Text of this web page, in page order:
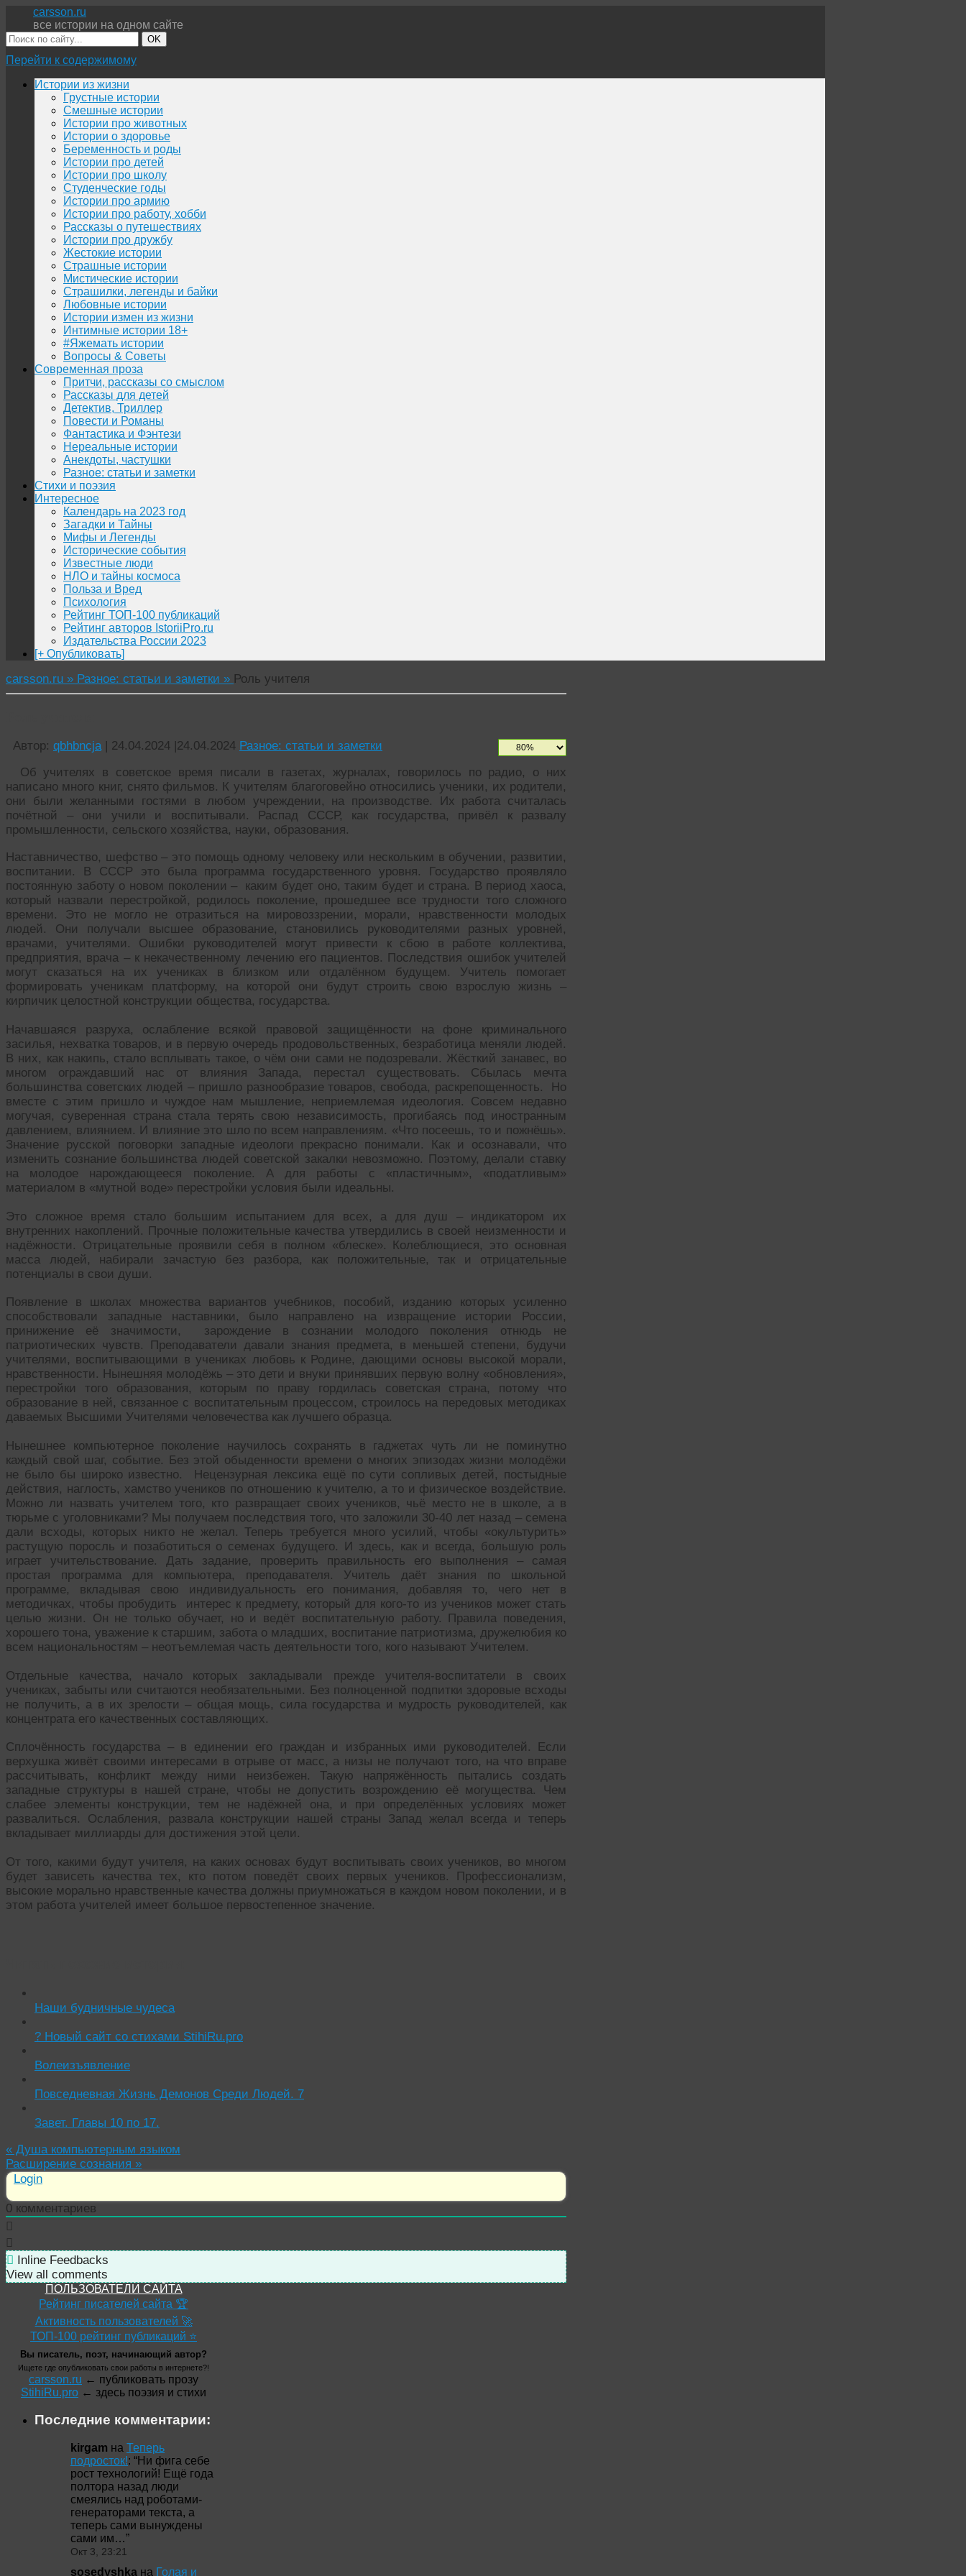
carsson.ru
все истории на одном сайте
OK
Перейти к содержимому
Истории из жизни
Грустные истории
Смешные истории
Истории про животных
Истории о здоровье
Беременность и роды
Истории про детей
Истории про школу
Студенческие годы
Истории про армию
Истории про работу, хобби
Рассказы о путешествиях
Истории про дружбу
Жестокие истории
Страшные истории
Мистические истории
Страшилки, легенды и байки
Любовные истории
Истории измен из жизни
Интимные истории 18+
#Яжемать истории
Вопросы & Советы
Современная проза
Притчи, рассказы со смыслом
Рассказы для детей
Детектив, Триллер
Повести и Романы
Фантастика и Фэнтези
Нереальные истории
Анекдоты, частушки
Разное: статьи и заметки
Стихи и поэзия
Интересное
Календарь на 2023 год
Загадки и Тайны
Мифы и Легенды
Исторические события
Известные люди
НЛО и тайны космоса
Польза и Вред
Психология
Рейтинг ТОП-100 публикаций
Рейтинг авторов IstoriiPro.ru
Издательства России 2023
[+ Опубликовать]
carsson.ru » Разное: статьи и заметки » Роль учителя
Автор: qbhbncja | 24.04.2024 |24.04.2024 Разное: статьи и заметки
Об учителях в советское время писали в газетах, журналах, говорилось по радио, о них
написано много книг, снято фильмов. К учителям благоговейно относились ученики, их родители,
они были желанными гостями в любом учреждении, на производстве. Их работа считалась
почётной – они учили и воспитывали. Распад СССР, как государства, привёл к развалу
промышленности, сельского хозяйства, науки, образования.
Наставничество, шефство – это помощь одному человеку или нескольким в обучении, развитии,
воспитании. В СССР это была программа государственного уровня. Государство проявляло
постоянную заботу о новом поколении – каким будет оно, таким будет и страна. В период хаоса,
который назвали перестройкой, родилось поколение, прошедшее все трудности того сложного
времени. Это не могло не отразиться на мировоззрении, морали, нравственности молодых
людей. Они получали высшее образование, становились руководителями разных уровней,
врачами, учителями. Ошибки руководителей могут привести к сбою в работе коллектива,
предприятия, врача – к некачественному лечению его пациентов. Последствия ошибок учителей
могут сказаться на их учениках в близком или отдалённом будущем. Учитель помогает
формировать ученикам платформу, на которой они будут строить свою взрослую жизнь –
кирпичик целостной конструкции общества, государства.
Начавшаяся разруха, ослабление всякой правовой защищённости на фоне криминального
засилья, нехватка товаров, и в первую очередь продовольственных, безработица меняли людей.
В них, как накипь, стало всплывать такое, о чём они сами не подозревали. Жёсткий занавес, во
многом ограждавший нас от влияния Запада, перестал существовать. Сбылась мечта
большинства советских людей – пришло разнообразие товаров, свобода, раскрепощенность. Но
вместе с этим пришло и чуждое нам мышление, неприемлемая идеология. Совсем недавно
могучая, суверенная страна стала терять свою независимость, прогибаясь под иностранным
давлением, влиянием. И влияние это шло по всем направлениям. «Что посеешь, то и пожнёшь».
Значение русской поговорки западные идеологи прекрасно понимали. Как и осознавали, что
изменить сознание большинства людей советской закалки невозможно. Поэтому, делали ставку
на молодое нарождающееся поколение. А для работы с «пластичным», «податливым»
материалом в «мутной воде» перестройки условия были идеальны.
Это сложное время стало большим испытанием для всех, а для душ – индикатором их
внутренних накоплений. Прочные положительные качества утвердились в своей неизменности и
надёжности. Отрицательные проявили себя в полном «блеске». Колеблющиеся, это основная
масса людей, набирали зачастую без разбора, как положительные, так и отрицательные
потенциалы в свои души.
Появление в школах множества вариантов учебников, пособий, изданию которых усиленно
способствовали западные наставники, было направлено на извращение истории России,
принижение её значимости, зарождение в сознании молодого поколения отнюдь не
патриотических чувств. Преподаватели давали знания предмета, в меньшей степени, будучи
учителями, воспитывающими в учениках любовь к Родине, дающими основы высокой морали,
нравственности. Нынешняя молодёжь – это дети и внуки принявших первую волну «обновления»,
перестройки того образования, которым по праву гордилась советская страна, потому что
образование в ней, связанное с воспитательным процессом, строилось на передовых методиках
даваемых Высшими Учителями человечества как лучшего образца.
Нынешнее компьютерное поколение научилось сохранять в гаджетах чуть ли не поминутно
каждый свой шаг, событие. Без этой обыденности времени о многих эпизодах жизни молодёжи
не было бы широко известно. Нецензурная лексика ещё по сути сопливых детей, постыдные
действия, наглость, хамство учеников по отношению к учителю, а то и физическое воздействие.
Можно ли назвать учителем того, кто развращает своих учеников, чьё место не в школе, а в
тюрьме с уголовниками? Мы получаем последствия того, что заложили 30-40 лет назад – семена
дали всходы, которых никто не желал. Теперь требуется много усилий, чтобы «окультурить»
растущую поросль и позаботиться о семенах будущего. И здесь, как и всегда, большую роль
играет учительствование. Дать задание, проверить правильность его выполнения – самая
простая программа для компьютера, преподавателя. Учитель даёт знания по школьной
программе, вкладывая свою индивидуальность его понимания, добавляя то, чего нет в
методичках, чтобы пробудить интерес к предмету, который для кого-то из учеников может стать
целью жизни. Он не только обучает, но и ведёт воспитательную работу. Правила поведения,
хорошего тона, уважение к старшим, забота о младших, воспитание патриотизма, дружелюбия ко
всем национальностям – неотъемлемая часть деятельности того, кого называют Учителем.
Отдельные качества, начало которых закладывали прежде учителя-воспитатели в своих
учениках, забыты или считаются необязательными. Без полноценной подпитки здоровые всходы
не получить, а в их зрелости – общая мощь, сила государства и мудрость руководителей, как
концентрата его качественных составляющих.
Сплочённость государства – в единении его граждан и избранных ими руководителей. Если
верхушка живёт своими интересами в отрыве от масс, а низы не получают того, на что вправе
рассчитывать, конфликт между ними неизбежен. Такую напряжённость пытались создать
западные структуры в нашей стране, чтобы не допустить возрождению её могущества. Чем
слабее элементы конструкции, тем не надёжней она, и при определённых условиях может
развалиться. Ослабления, развала конструкции нашей страны Запад желал всегда и теперь
вкладывает миллиарды для достижения этой цели.
От того, какими будут учителя, на каких основах будут воспитывать своих учеников, во многом
будет зависеть качества тех, кто потом поведёт своих первых учеников. Профессионализм,
высокие морально нравственные качества должны приумножаться в каждом новом поколении, и в
этом работа учителей имеет большое первостепенное значение.
Наши будничные чудеса
? Новый сайт со стихами StihiRu.pro
Волеизъявление
Повседневная Жизнь Демонов Среди Людей. 7
Завет. Главы 10 по 17.
« Душа компьютерным языком
Расширение сознания »
Login
0 комментариев
Inline Feedbacks
View all comments
ПОЛЬЗОВАТЕЛИ САЙТА
Рейтинг писателей сайта 🏆
Активность пользователей 🚀
ТОП-100 рейтинг публикаций ⭐
Вы писатель, поэт, начинающий автор?
Ищете где опубликовать свои работы в интернете?!
carsson.ru ← публиковать прозу
StihiRu.pro ← здесь поэзия и стихи
Последние комментарии:
kirgam на Теперь
подросток!: “Ни фига себе
рост технологий! Ещё года
полтора назад люди
смеялись над роботами-
генераторами текста, а
теперь сами вынуждены
сами им…”
Окт 3, 23:21
sosedyshka на Голая и